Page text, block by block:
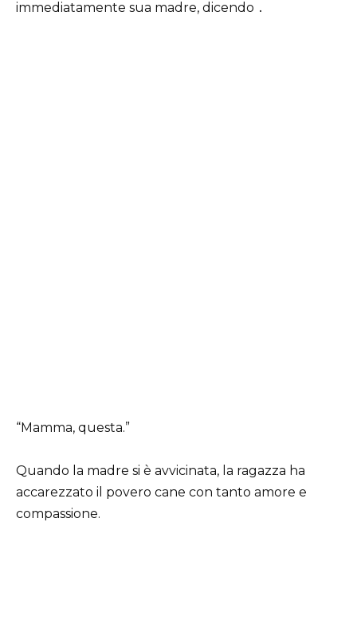
immediatamente sua madre, dicendo ․
“Mamma, questa.”
Quando la madre si è avvicinata, la ragazza ha
accarezzato il povero cane con tanto amore e
compassione.